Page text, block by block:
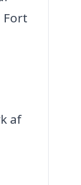
Fort
af